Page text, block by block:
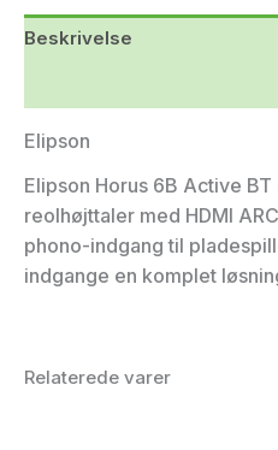
Beskrivelse
Elipson
Elipson Horus 6B Active
reolhøjttaler med HDMI
phono-indgang til
indgange en komplet
Relaterede varer